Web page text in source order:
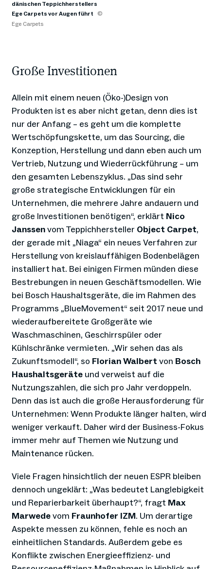
dänischen Teppichherstellers
Ege Carpets vor Augen führt
©
Ege Carpets
Große Investitionen
Allein mit einem neuen (Öko-)Design von
Produkten ist es aber nicht getan, denn dies ist
nur der Anfang – es geht um die komplette
Wertschöpfungskette, um das Sourcing, die
Konzeption, Herstellung und dann eben auch um
Vertrieb, Nutzung und Wiederrückführung – um
den gesamten Lebenszyklus. „Das sind sehr
große strategische Entwicklungen für ein
Unternehmen, die mehrere Jahre andauern und
große Investitionen benötigen“, erklärt Nico
Janssenvom Teppichhersteller Object Carpet,
der gerade mit „Niaga“ ein neues Verfahren zur
Herstellung von kreislauffähigen Bodenbelägen
installiert hat. Bei einigen Firmen münden diese
Bestrebungen in neuen Geschäftsmodellen. Wie
bei Bosch Haushaltsgeräte, die im Rahmen des
Programms „BlueMovement“ seit 2017 neue und
wiederaufbereitete Großgeräte wie
Waschmaschinen, Geschirrspüler oder
Kühlschränke vermieten. „Wir sehen das als
Zukunftsmodell“, so Florian Walbert von Bosch
Haushaltsgeräte und verweist auf die
Nutzungszahlen, die sich pro Jahr verdoppeln.
Denn das ist auch die große Herausforderung für
Unternehmen: Wenn Produkte länger halten, wird
weniger verkauft. Daher wird der Business-Fokus
immer mehr auf Themen wie Nutzung und
Maintenance rücken.
Viele Fragen hinsichtlich der neuen ESPR bleiben
dennoch ungeklärt: „Was bedeutet Langlebigkeit
und Reparierbarkeit überhaupt?“, fragt Max
Marwedevom Fraunhofer IZM. Um derartige
Aspekte messen zu können, fehle es noch an
einheitlichen Standards. Außerdem gebe es
Konflikte zwischen Energieeffizienz- und